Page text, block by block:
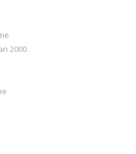
2000